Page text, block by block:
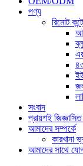
পণ্য
রিমোট
সংবাদ
প্রায়শই
আমাদের সম্পর্কে
কারখানা
আমাদের সাথে